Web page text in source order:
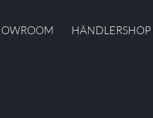
HÄNDLERSHOP